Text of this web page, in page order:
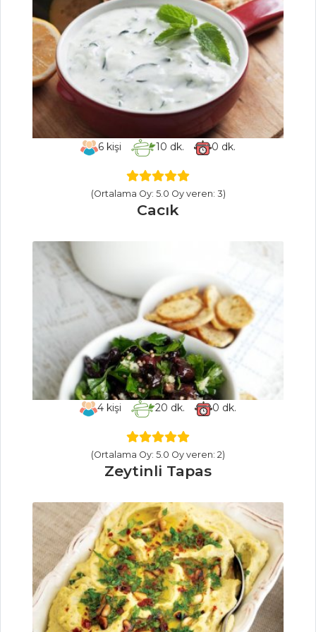
PASTA VE
TATLILAR
Gül Kokulu
Kekler
Damla Çikolatalı
Muffin
Pasta ve Tatlılar
SEBZE
YEMEKLERI
ZEYTİNYAĞLI VE
NOHUTLU
PATLICAN
Semizotu
Türlüsü
Taze Sarımsaklı
Sebze Yemekleri
Tüm Tarifleri
PILAV VE
MAKARNA
Kızarmış
Makarna Sandviç
Kremalı ve
Tavuk Etli Makarna
6 kişi 10 dk. 0 dk.
(Ortalama Oy: 5.0 Oy veren: 3)
Cacık
4kişi 20 dk. 0 dk.
(Ortalama Oy: 5.0 Oy veren: 2)
Zeytinli Tapas